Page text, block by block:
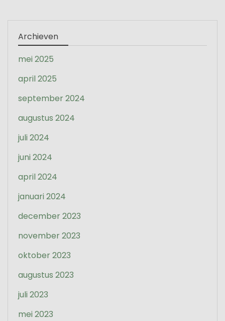
Archieven
mei 2025
april 2025
september 2024
augustus 2024
juli 2024
juni 2024
april 2024
januari 2024
december 2023
november 2023
oktober 2023
augustus 2023
juli 2023
mei 2023